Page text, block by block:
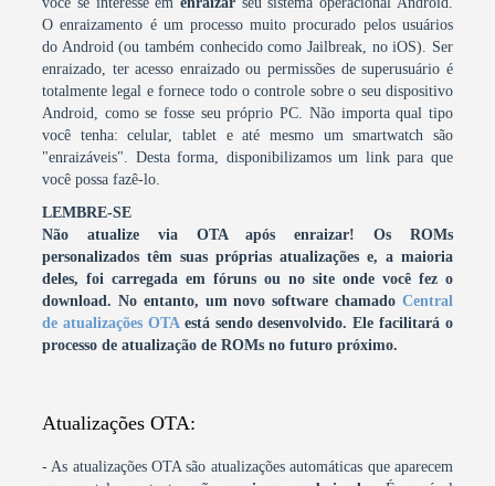
O enraizamento é um processo muito procurado pelos usuários
do Android (ou também conhecido como Jailbreak, no iOS). Ser
enraizado, ter acesso enraizado ou permissões de superusuário é
totalmente legal e fornece todo o controle sobre o seu dispositivo
Android, como se fosse seu próprio PC. Não importa qual tipo
você tenha: celular, tablet e até mesmo um smartwatch são
"enraizáveis". Desta forma, disponibilizamos um link para que
você possa fazê-lo.
LEMBRE-SE
Não atualize via OTA após enraizar! Os ROMs
personalizados têm suas próprias atualizações e, a maioria
deles, foi carregada em fóruns ou no site onde você fez o
download. No entanto, um novo software chamado Central
de atualizações OTAestá sendo desenvolvido. Ele facilitará o
processo de atualização de ROMs no futuro próximo.
Atualizações OTA:
- As atualizações OTA são atualizações automáticas que aparecem